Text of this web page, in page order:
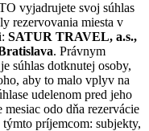
vyjadrujete svoj súhlas
rezervovania miesta v
SATUR TRAVEL, a.s.,
. Právnym
súhlas dotknutej osoby,
aby to malo vplyv na
udelenom pred jeho
odo dňa rezervácie
príjemcom: subjekty,